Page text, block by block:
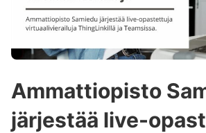
Teachers & Schools
Higher Education
Certified Trainers Program
r
Ammattiopisto
järjestää live-